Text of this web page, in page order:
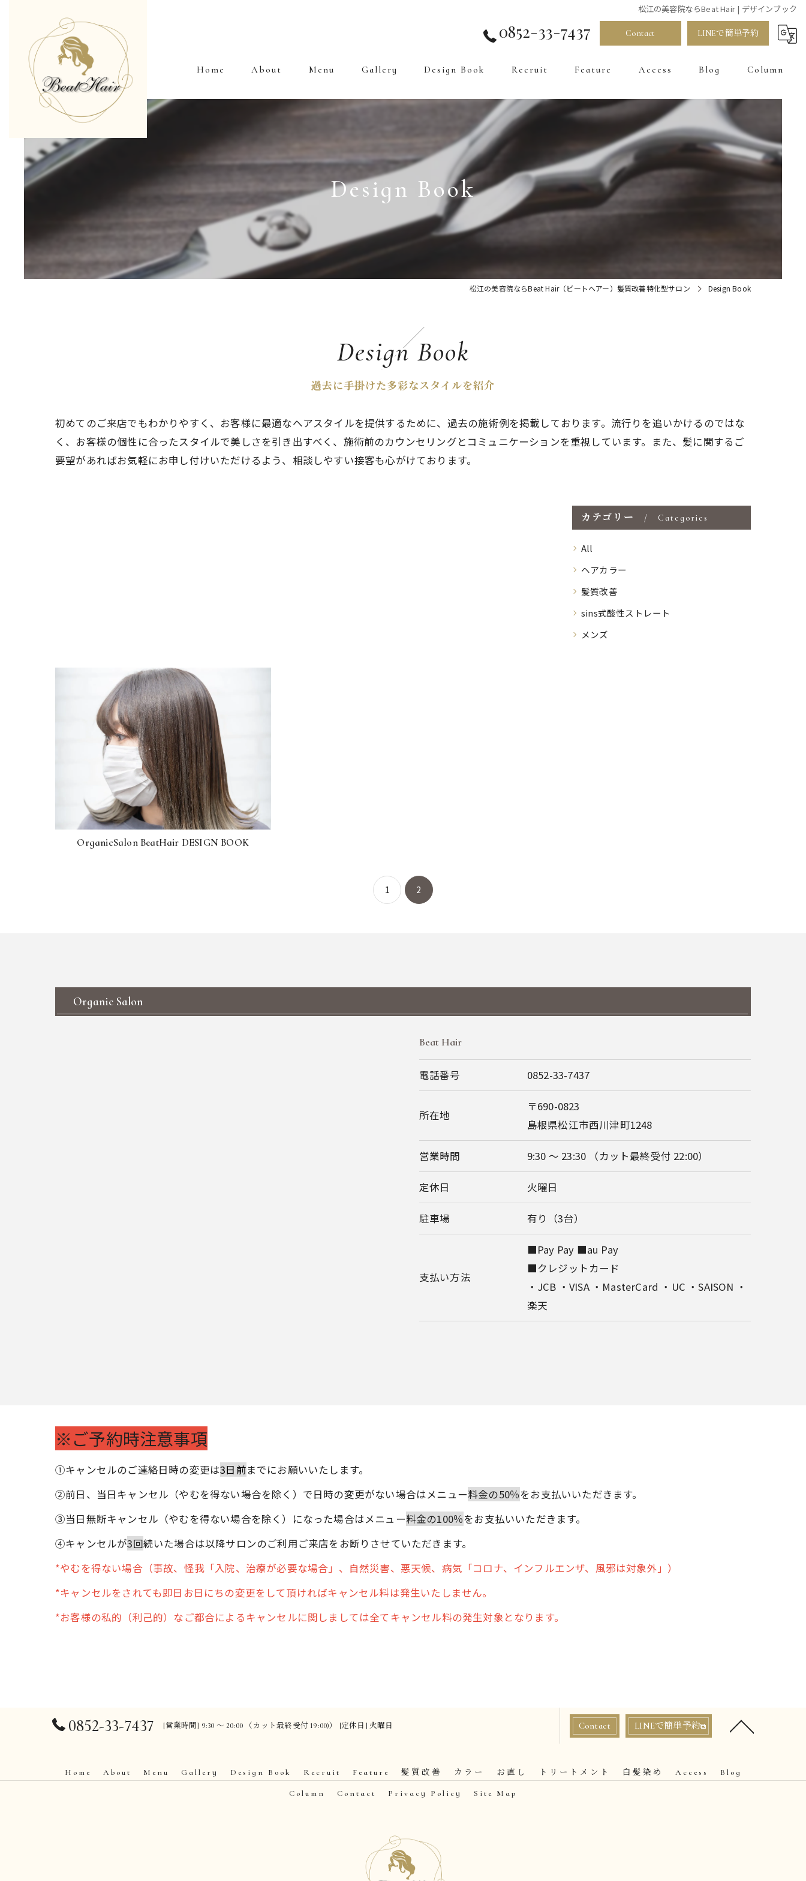
松江の美容院ならBeat Hair | デザインブック
0852-33-7437 Contact LINEで簡単予約
Home About Menu Gallery Design Book Recruit Feature
髪質改善
お直し
トリートメント
Access Blog Column
Design Book
松江の美容院ならBeat Hair（ビートヘアー）髪質改善特化型サロン Design Book
Design Book
過去に手掛けた多彩なスタイルを紹介
初めてのご来店でもわかりやすく、お客様に最適なヘアスタイルを提供するために、過去の施術例を掲載しております。流行りを追いかけるのではな
く、お客様の個性に合ったスタイルで美しさを引き出すべく、施術前のカウンセリングとコミュニケーションを重視しています。また、髪に関するご
要望があればお気軽にお申し付けいただけるよう、相談しやすい接客も心がけております。
カテゴリー Categories
All
ヘアカラー
髪質改善
sins式酸性ストレート
メンズ
OrganicSalon BeatHair DESIGN BOOK
1 2
Organic Salon
Beat Hair
電話番号 0852-33-7437
所在地
〒690-0823
島根県松江市西川津町1248
営業時間 9:30 〜 23:30 （カット最終受付 22:00）
定休日 火曜日
駐車場 有り（3台）
支払い方法
■Pay Pay ■au Pay
■クレジットカード
・JCB ・VISA ・MasterCard ・UC ・SAISON ・
楽天
※ご予約時注意事項
①キャンセルのご連絡日時の変更は3日前までにお願いいたします。
②前日、当日キャンセル（やむを得ない場合を除く）で日時の変更がない場合はメニュー料金の50％をお支払いいただきます。
③当日無断キャンセル（やむを得ない場合を除く）になった場合はメニュー料金の100％をお支払いいただきます。
④キャンセルが3回続いた場合は以降サロンのご利用ご来店をお断りさせていただきます。
*やむを得ない場合（事故、怪我「入院、治療が必要な場合」、自然災害、悪天候、病気「コロナ、インフルエンザ、風邪は対象外」）
*キャンセルをされても即日お日にちの変更をして頂ければキャンセル料は発生いたしません。
*お客様の私的（利己的）なご都合によるキャンセルに関しましては全てキャンセル料の発生対象となります。
0852-33-7437 [営業時間] 9:30 〜 20:00 （カット最終受付 19:00)） [定休日] 火曜日 Contact LINEで簡単予約
Home About Menu Gallery Design Book Recruit Feature 髪質改善 カラー お直し トリートメント 白髪染め Access Blog
Column Contact Privacy Policy Site Map